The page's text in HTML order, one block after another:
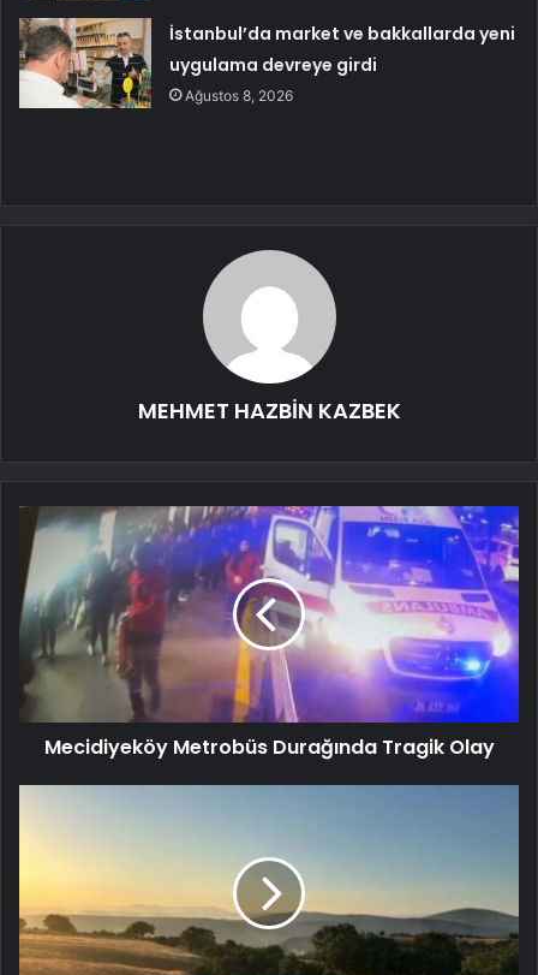
İstanbul’da market ve bakkallarda yeni
uygulama devreye girdi
Ağustos 8, 2026
MEHMET HAZBİN KAZBEK
Mecidiyeköy Metrobüs Durağında Tragik Olay